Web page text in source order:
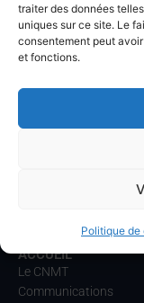
traiter des données
uniques sur ce site. Le
consentement peut
et fonctions.
Politique de
Club Nautique de la
Infrastructures sportives
Lundi au vendredi :
ACCUEIL
Le CNMT
Communications